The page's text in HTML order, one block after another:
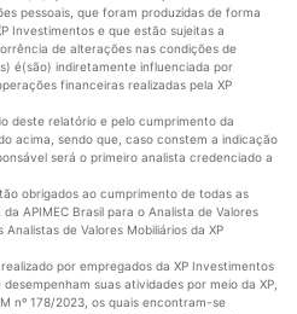
pessoais, que foram produzidas de forma
Investimentos e que estão sujeitas a
de alterações nas condições de
é(são) indiretamente influenciada por
financeiras realizadas pela XP
deste relatório e pelo cumprimento da
acima, sendo que, caso constem a indicação
será o primeiro analista credenciado a
obrigados ao cumprimento de todas as
APIMEC Brasil para o Analista de Valores
de Valores Mobiliários da XP
por empregados da XP Investimentos
suas atividades por meio da XP,
nº 178/2023, os quais encontram-se